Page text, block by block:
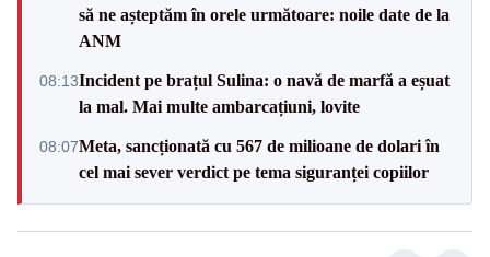
să ne așteptăm în orele următoare: noile date de la
ANM
08:13Incident pe brațul Sulina: o navă de marfă a eșuat
la mal. Mai multe ambarcațiuni, lovite
08:07Meta, sancționată cu 567 de milioane de dolari în
cel mai sever verdict pe tema siguranței copiilor